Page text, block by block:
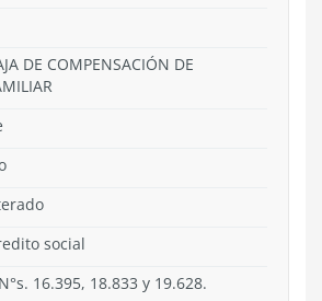
DE COMPENSACIÓN DE
social
16.395, 18.833 y 19.628.